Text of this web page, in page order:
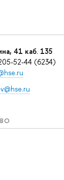
41 каб. 135
52-44 (6234)